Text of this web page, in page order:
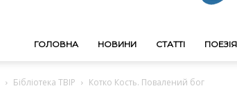
ГОЛОВНА НОВИНИ СТАТТІ ПОЕЗІЯ
Бібліотека ТВІР Котко Кость. Повалений бог